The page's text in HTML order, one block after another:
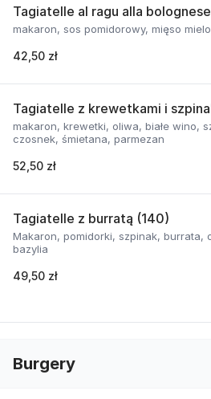
Tagiatelle al ragu alla
makaron, sos pomidorowy, mięso
42,50 zł
Tagiatelle z krewetkami i
makaron, krewetki, oliwa, białe wino,
czosnek, śmietana, parmezan
52,50 zł
Tagiatelle z burratą (140)
Makaron, pomidorki, szpinak, burrata,
bazylia
49,50 zł
Burgery